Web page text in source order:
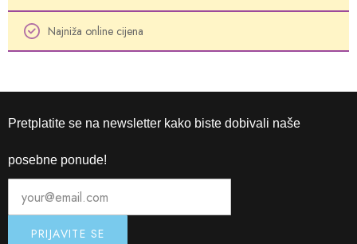
Najniža online cijena
Pretplatite se na newsletter kako biste dobivali naše
posebne ponude!